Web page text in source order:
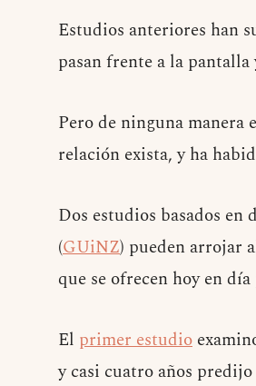
Estudios anteriores han
pasan frente a la
Pero de ninguna manera
relación exista, y ha
Dos estudios basados
(GUiNZ) pueden arrojar
que se ofrecen hoy en
El primer estudio
y casi cuatro años